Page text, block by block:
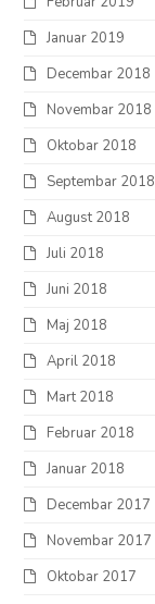
Januar 2019
Decembar 2018
Novembar 2018
Oktobar 2018
Septembar 2018
August 2018
Juli 2018
Juni 2018
Maj 2018
April 2018
Mart 2018
Februar 2018
Januar 2018
Decembar 2017
Novembar 2017
Oktobar 2017